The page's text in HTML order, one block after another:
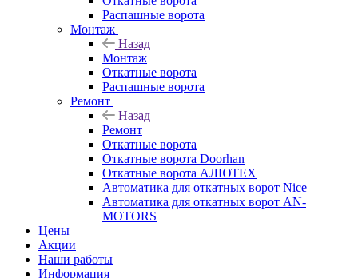
Распашные ворота
Монтаж
Назад
Монтаж
Откатные ворота
Распашные ворота
Ремонт
Назад
Ремонт
Откатные ворота
Откатные ворота Doorhan
Откатные ворота АЛЮТЕХ
Автоматика для откатных ворот Nice
Автоматика для откатных ворот AN-
MOTORS
Цены
Акции
Наши работы
Информация